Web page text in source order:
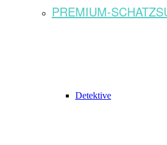
PREMIUM-
Detektive